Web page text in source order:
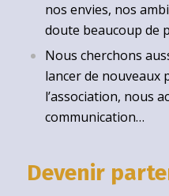
nos envies, nos
doute beaucoup de
Nous cherchons
lancer de nouveaux
l’association, nous
communication…
Devenir